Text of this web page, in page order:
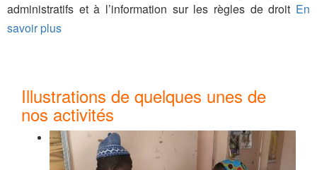
administratifs et à l’information sur les règles de droit En
savoir plus
Illustrations de quelques unes de
nos activités